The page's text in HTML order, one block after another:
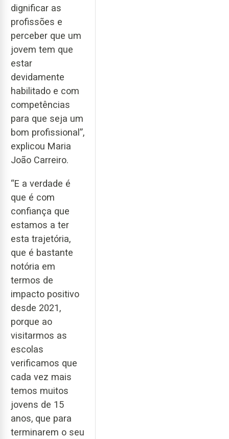
dignificar as
profissões e
perceber que um
jovem tem que
estar
devidamente
habilitado e com
competências
para que seja um
bom profissional”,
explicou Maria
João Carreiro.
“E a verdade é
que é com
confiança que
estamos a ter
esta trajetória,
que é bastante
notória em
termos de
impacto positivo
desde 2021,
porque ao
visitarmos as
escolas
verificamos que
cada vez mais
temos muitos
jovens de 15
anos, que para
terminarem o seu